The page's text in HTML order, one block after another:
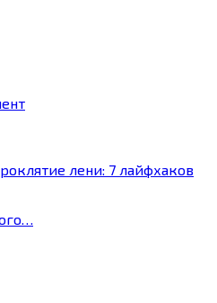
лени: 7 лайфхаков